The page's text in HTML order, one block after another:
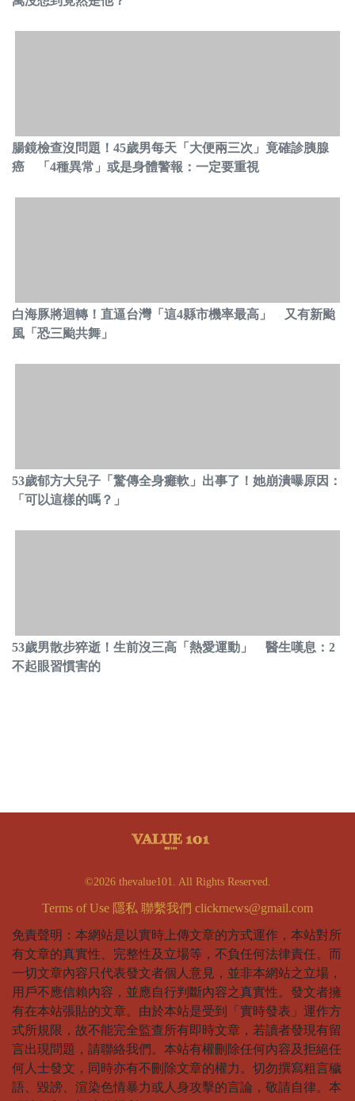
腸鏡檢查沒問題！45歲男每天「大便兩三次」竟確診胰腺
癌 「4種異常」或是身體警報：一定要重視
白海豚將迴轉！直逼台灣「這4縣市機率最高」 又有新颱
風「恐三颱共舞」
53歲郁方大兒子「驚傳全身癱軟」出事了！她崩潰曝原因：
「可以這樣的嗎？」
53歲男散步猝逝！生前沒三高「熱愛運動」 醫生嘆息：2
不起眼習慣害的
©2026 thevalue101. All Rights Reserved.
Terms of Use 隱私 聯繫我們 clickrnews@gmail.com
免責聲明：本網站是以實時上傳文章的方式運作，本站對所
有文章的真實性、完整性及立場等，不負任何法律責任。而
一切文章內容只代表發文者個人意見，並非本網站之立場，
用戶不應信賴內容，並應自行判斷內容之真實性。發文者擁
有在本站張貼的文章。由於本站是受到「實時發表」運作方
式所規限，故不能完全監查所有即時文章，若讀者發現有留
言出現問題，請聯絡我們。本站有權刪除任何內容及拒絕任
何人士發文，同時亦有不刪除文章的權力。切勿撰寫粗言穢
語、毀謗、渲染色情暴力或人身攻擊的言論，敬請自律。本